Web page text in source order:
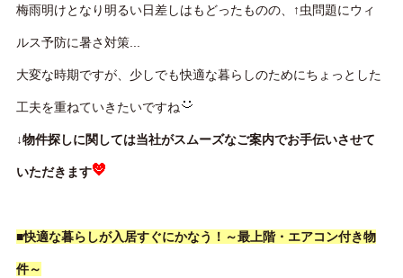
梅雨明けとなり明るい日差しはもどったものの、↑虫問題にウィ
ルス予防に暑さ対策...
大変な時期ですが、少しでも快適な暮らしのためにちょっとした
工夫を重ねていきたいですね
↓物件探しに関しては当社がスムーズなご案内でお手伝いさせて
いただきます
■快適な暮らしが入居すぐにかなう！～最上階・エアコン付き物
件～